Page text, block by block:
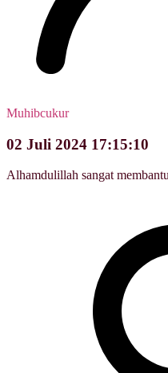
Muhibcukur
02 Juli 2024 17:15:10
Alhamdulillah sangat